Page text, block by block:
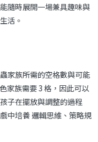
隨時展開一場兼具趣味與
活。
家族所需的空格數與可能
家族需要 3 格，因此可以
子在擺放與調整的過程
中培養 邏輯思維、策略規